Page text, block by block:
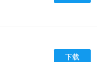
下载